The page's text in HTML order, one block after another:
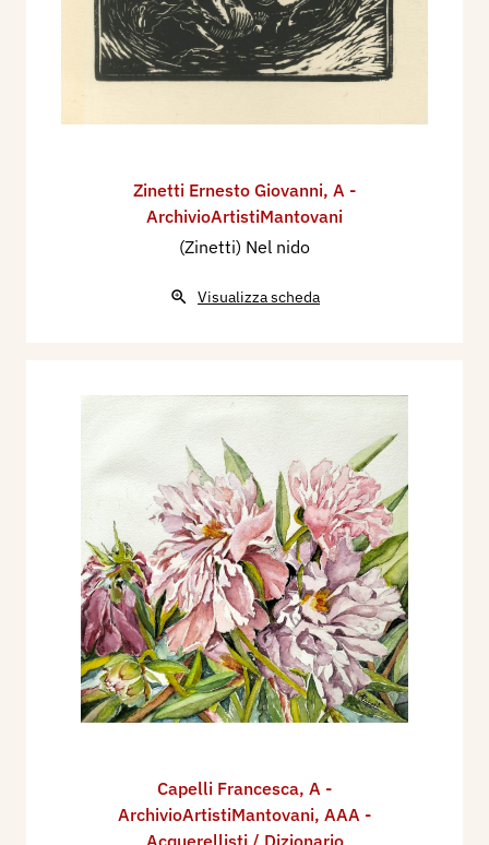
Zinetti Ernesto Giovanni, A -
ArchivioArtistiMantovani
(Zinetti) Nel nido
Visualizza scheda
Capelli Francesca, A -
ArchivioArtistiMantovani, AAA -
Acquerellisti / Dizionario